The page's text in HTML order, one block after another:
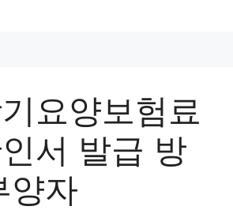
요양보험료
서 발급 방
양자